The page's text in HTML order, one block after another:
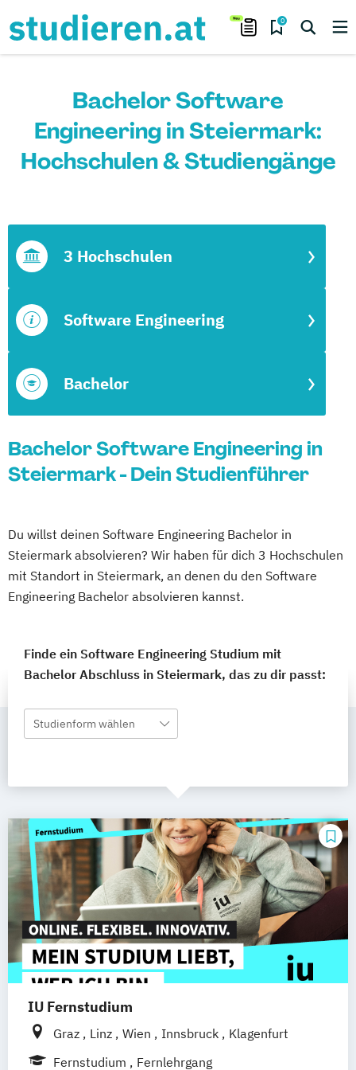
0
Bachelor Software
Engineering in Steiermark:
Hochschulen & Studiengänge
Bachelor
Software Engineering
3 Hochschulen
Bachelor Software Engineering in
Steiermark - Dein Studienführer
Du willst deinen Software Engineering Bachelor in
Steiermark absolvieren? Wir haben für dich 3 Hochschulen
mit Standort in Steiermark, an denen du den Software
Engineering Bachelor absolvieren kannst.
Finde ein Software Engineering Studium mit
Bachelor Abschluss in Steiermark, das zu dir passt:
Studienform wählen
IU Fernstudium
Graz Linz Wien Innsbruck
Klagenfurt
Fernstudium
Fernlehrgang